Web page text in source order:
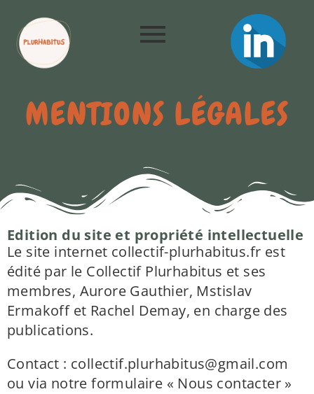
MENTIONS LÉGALES
Edition du site et propriété intellectuelle
Le site internet collectif-plurhabitus.fr est
édité par le Collectif Plurhabitus et ses
membres, Aurore Gauthier, Mstislav
Ermakoff et Rachel Demay, en charge des
publications.
Contact : collectif.plurhabitus@gmail.com
ou via notre formulaire « Nous contacter »